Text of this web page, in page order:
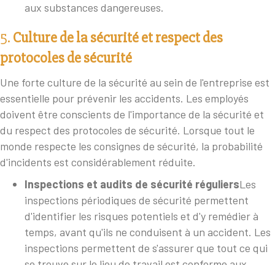
aux substances dangereuses.
5. Culture de la sécurité et respect des
protocoles de sécurité
Une forte culture de la sécurité au sein de l'entreprise est
essentielle pour prévenir les accidents. Les employés
doivent être conscients de l'importance de la sécurité et
du respect des protocoles de sécurité. Lorsque tout le
monde respecte les consignes de sécurité, la probabilité
d'incidents est considérablement réduite.
Inspections et audits de sécurité réguliersLes
inspections périodiques de sécurité permettent
d'identifier les risques potentiels et d'y remédier à
temps, avant qu'ils ne conduisent à un accident. Les
inspections permettent de s'assurer que tout ce qui